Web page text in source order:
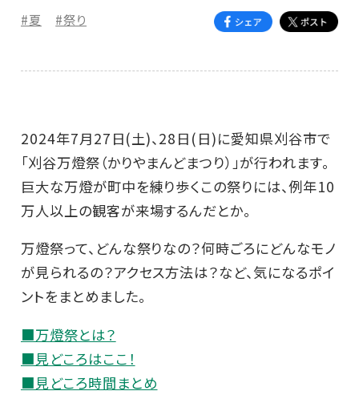
#夏 #祭り
2024年7月27日(土)、28日(日)に愛知県刈谷市で
「刈谷万燈祭（かりやまんどまつり）」が行われます。
巨大な万燈が町中を練り歩くこの祭りには、例年10
万人以上の観客が来場するんだとか。
万燈祭って、どんな祭りなの？何時ごろにどんなモノ
が見られるの？アクセス方法は？など、気になるポイ
ントをまとめました。
■万燈祭とは？
■見どころはここ！
■見どころ時間まとめ